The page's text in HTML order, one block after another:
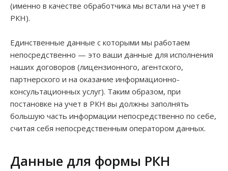
(именно в качестве обработчика мы встали на учет в
РКН).
Единственные данные с которыми мы работаем
непосредственно — это ваши данные для исполнения
наших договоров (лицензионного, агентского,
партнерского и на оказание информационно-
консультационных услуг). Таким образом, при
постановке на учет в РКН вы должны заполнять
большую часть информации непосредственно по себе,
считая себя непосредственным оператором данных.
Данные для формы РКН